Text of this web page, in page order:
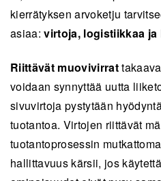
kierrätyksen arvoketju
asiaa:virtoja, logistiikkaa ja
Riittävät muovivirrat
voidaan synnyttää uutta
sivuvirtoja pystytään
tuotantoa. Virtojen riittävät
tuotantoprosessin
hallittavuus kärsii, jos